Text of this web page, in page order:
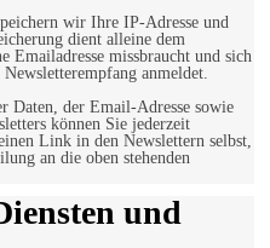
wir Ihre IP-Adresse und
dient alleine dem
Emailadresse missbraucht und sich
anmeldet.
Daten, der Email-Adresse sowie
können Sie jederzeit
Link in den Newslettern selbst,
an die oben stehenden
und